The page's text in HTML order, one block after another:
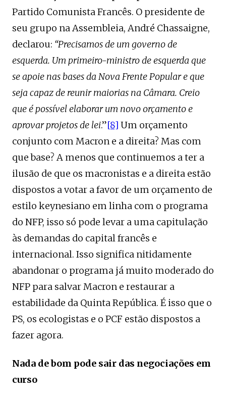
Partido Comunista Francês. O presidente de
seu grupo na Assembleia, André Chassaigne,
declarou: “Precisamos de um governo de
esquerda. Um primeiro-ministro de esquerda que
se apoie nas bases da Nova Frente Popular e que
seja capaz de reunir maiorias na Câmara. Creio
que é possível elaborar um novo orçamento e
aprovar projetos de lei.”[8] Um orçamento
conjunto com Macron e a direita? Mas com
que base? A menos que continuemos a ter a
ilusão de que os macronistas e a direita estão
dispostos a votar a favor de um orçamento de
estilo keynesiano em linha com o programa
do NFP, isso só pode levar a uma capitulação
às demandas do capital francês e
internacional. Isso significa nitidamente
abandonar o programa já muito moderado do
NFP para salvar Macron e restaurar a
estabilidade da Quinta República. É isso que o
PS, os ecologistas e o PCF estão dispostos a
fazer agora.
Nada de bom pode sair das negociações em
curso